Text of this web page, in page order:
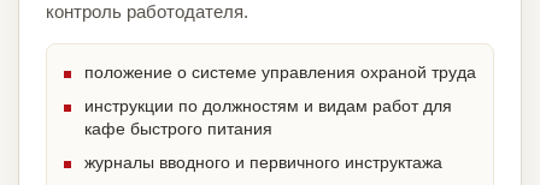
контроль работодателя.
положение о системе управления охраной труда
инструкции по должностям и видам работ для
кафе быстрого питания
журналы вводного и первичного инструктажа